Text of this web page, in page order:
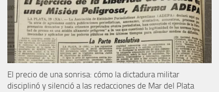
El precio de una sonrisa: cómo la dictadura militar
disciplinó y silenció a las redacciones de Mar del Plata